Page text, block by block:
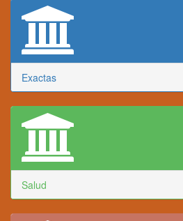
Exactas
Salud